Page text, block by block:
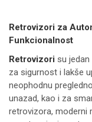
Retrovizori za
Funkcionalnost
Retrovizori su
za sigurnost i lakše
neophodnu
unazad, kao i za
retrovizora, moderni